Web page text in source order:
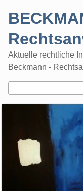
Aktuelle rechtliche
Beckmann -